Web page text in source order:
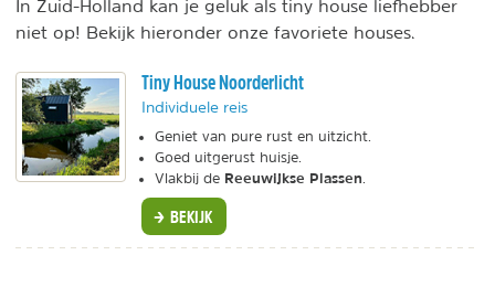
In Zuid-Holland kan je geluk als tiny house liefhebber
niet op! Bekijk hieronder onze favoriete houses.
Tiny House Noorderlicht
Individuele reis
Geniet van pure rust en uitzicht.
Goed uitgerust huisje.
Vlakbij de Reeuwijkse Plassen
BEKIJK